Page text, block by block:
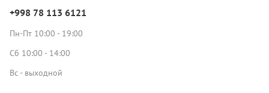
+998 78 113 6121
Пн-Пт 10:00 - 19:00
Сб 10:00 - 14:00
Вс - выходной